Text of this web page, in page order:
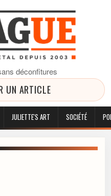
déconfitures
UN ARTICLE
JULIETTE'S ART SOCIÉTÉ